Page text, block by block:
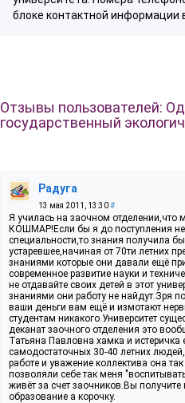
блоке контактной информации
Отзывы пользователей:
государственный
Радуга
13 мая 2011, 13:30#
Я училась на заочном отделении,что
КОШМАР!Если бы я до поступления не
специальности,то знания получила
устаревшее,начиная от 70ти летних
знаниями которые они давали ещё
современное развитие науки и
не отдавайте своих детей в этот
знаниями они работу не найдут.Зря
ваши деньги вам ещё и измотают
студентам никакого.Университет
деканат заочного отделения это
Татьяна Павловна хамка и истеричка
самодостаточных 30-40 летних
работе и уважение коллектива она
позволяли себе так меня
живёт за счет заочников.Вы получите
образование а корочку.